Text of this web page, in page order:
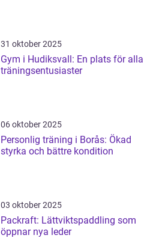
31 oktober 2025
Gym i Hudiksvall: En plats för alla
träningsentusiaster
06 oktober 2025
Personlig träning i Borås: Ökad
styrka och bättre kondition
03 oktober 2025
Packraft: Lättviktspaddling som
öppnar nya leder